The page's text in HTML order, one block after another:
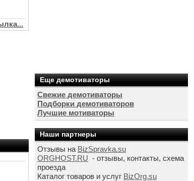
Еще демотиваторы
Свежие демотиваторы
Подборки демотиваторов
Лучшие мотиваторы
Наши партнеры
Отзывы на BizSpravka.su
ORGHOST.RU - отзывы, контакты, схема
проезда
Каталог товаров и услуг BizOrg.su